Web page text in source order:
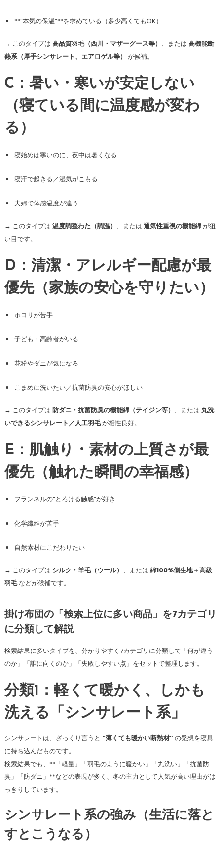
**“本気の保温”**を求めている（多少高くてもOK）
→ このタイプは 高品質羽毛（西川・マザーグース等） 、または 高機能断
熱系（厚手シンサレート、エアロゲル等） が候補。
C：暑い・寒いが安定しない
（寝ている間に温度感が変わ
る）
寝始めは寒いのに、夜中は暑くなる
寝汗で起きる／湿気がこもる
夫婦で体感温度が違う
→ このタイプは 温度調整わた（調温） 、または 通気性重視の機能綿が狙
い目です。
D：清潔・アレルギー配慮が最
優先（家族の安心を守りたい）
ホコリが苦手
子ども・高齢者がいる
花粉やダニが気になる
こまめに洗いたい／抗菌防臭の安心がほしい
→ このタイプは 防ダニ・抗菌防臭の機能綿（テイジン等） 、または 丸洗
いできるシンサレート／人工羽毛が相性良好。
E：肌触り・素材の上質さが最
優先（触れた瞬間の幸福感）
フランネルの“とろける触感”が好き
化学繊維が苦手
自然素材にこだわりたい
→ このタイプは シルク・羊毛（ウール） 、または 綿100%側生地＋高級
羽毛などが候補です。
掛け布団の「検索上位に多い商品」を7カテゴリ
に分類して解説
検索結果に多いタイプを、分かりやすく7カテゴリに分類して「何が違う
のか」「誰に向くのか」「失敗しやすい点」をセットで整理します。
分類1：軽くて暖かく、しかも
洗える「シンサレート系」
シンサレートは、ざっくり言うと “薄くても暖かい断熱材”の発想を寝具
に持ち込んだものです。
検索結果でも、**「軽量」「羽毛のように暖かい」「丸洗い」「抗菌防
臭」「防ダニ」**などの表現が多く、冬の主力として人気が高い理由がは
っきりしています。
シンサレート系の強み（生活に落と
すとこうなる）